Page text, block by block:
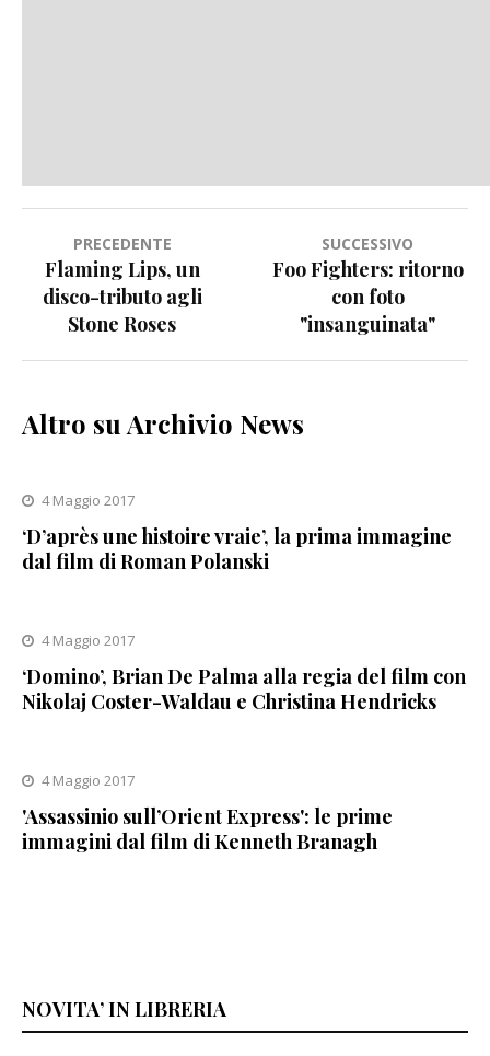
Navigazione
articoli
PRECEDENTE
Flaming Lips, un
disco-tributo agli
Stone Roses
SUCCESSIVO
Foo Fighters: ritorno
con foto
"insanguinata"
Altro su Archivio News
4 Maggio 2017
‘D’après une histoire vraie’, la prima immagine
dal film di Roman Polanski
4 Maggio 2017
‘Domino’, Brian De Palma alla regia del film con
Nikolaj Coster-Waldau e Christina Hendricks
4 Maggio 2017
'Assassinio sull’Orient Express': le prime
immagini dal film di Kenneth Branagh
NOVITA’ IN LIBRERIA